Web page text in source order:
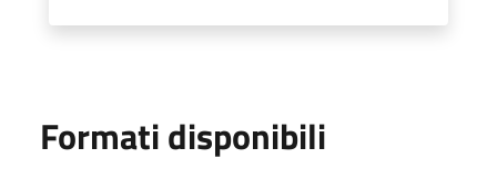
Formati disponibili